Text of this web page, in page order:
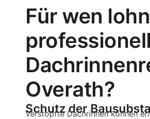
Für wen
Overath?
Schutz der
Verstopfte Dachrinnen können